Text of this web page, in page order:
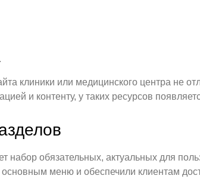
клиники или медицинского центра не
и контенту, у таких ресурсов
набор обязательных, актуальных для
основным меню и обеспечили клиентам